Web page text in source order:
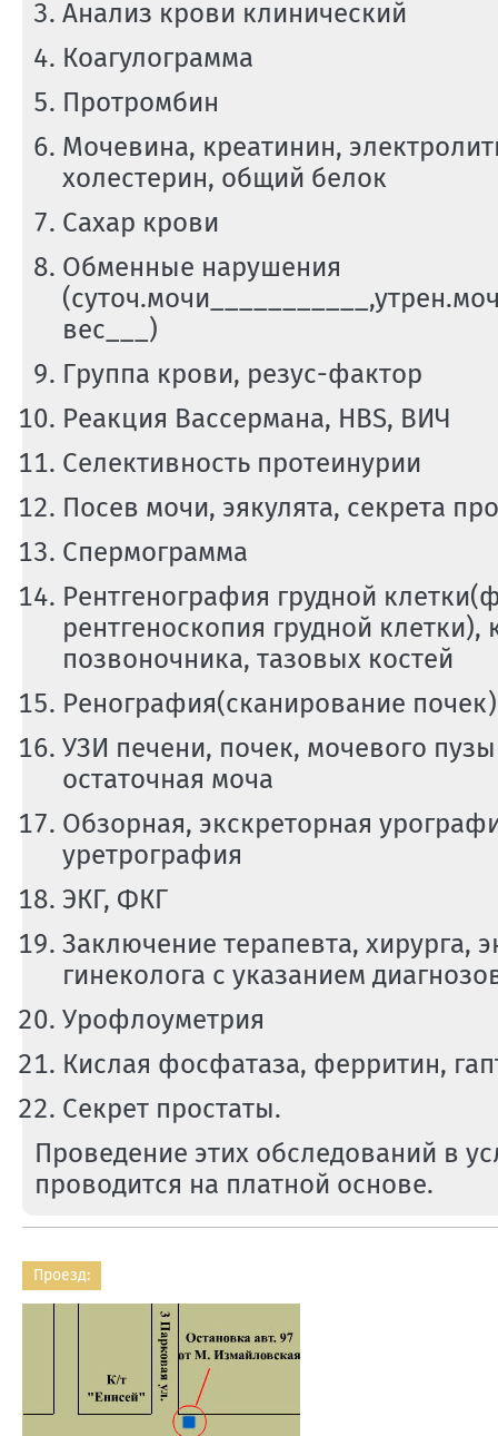
Анализ крови клинический
Коагулограмма
Протромбин
Мочевина, креатинин,
холестерин, общий белок
Сахар крови
Обменные нарушения
вес___)
Группа крови, резус-фактор
Реакция Вассермана, HBS, ВИЧ
Селективность протеинурии
Посев мочи, эякулята, секрета
Спермограмма
Рентгенография грудной
рентгеноскопия грудной клетки),
позвоночника, тазовых костей
Ренография(сканирование почек)
УЗИ печени, почек, мочевого
остаточная моча
Обзорная, экскреторная
уретрография
ЭКГ, ФКГ
Заключение терапевта, хирурга,
гинеколога с указанием
Урофлоуметрия
Кислая фосфатаза, ферритин,
Секрет простаты.
Проведение этих обследований в
проводится на платной основе.
Проезд: